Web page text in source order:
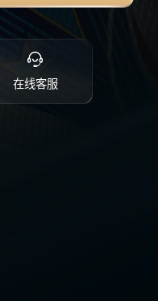
在线客服